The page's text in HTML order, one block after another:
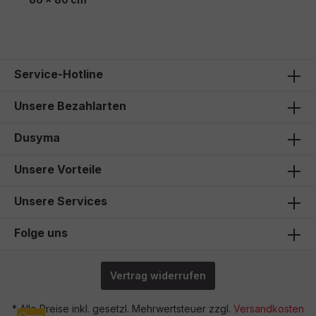
Service-Hotline
Unsere Bezahlarten
Dusyma
Unsere Vorteile
Unsere Services
Folge uns
Vertrag widerrufen
* Alle Preise inkl. gesetzl. Mehrwertsteuer zzgl. Versandkosten